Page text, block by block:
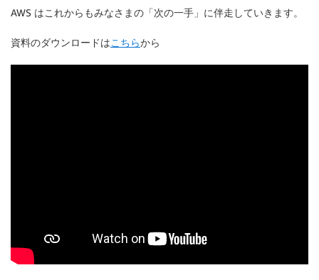
AWS はこれからもみなさまの「次の一手」に伴走していきます。
資料のダウンロードはこちらから